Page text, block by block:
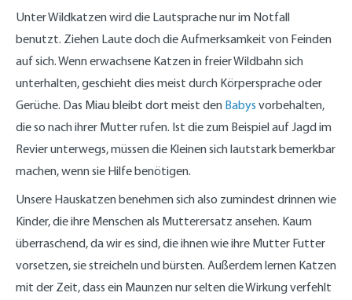
Unter Wildkatzen wird die Lautsprache nur im Notfall
benutzt. Ziehen Laute doch die Aufmerksamkeit von Feinden
auf sich. Wenn erwachsene Katzen in freier Wildbahn sich
unterhalten, geschieht dies meist durch Körpersprache oder
Gerüche. Das Miau bleibt dort meist den Babys vorbehalten,
die so nach ihrer Mutter rufen. Ist die zum Beispiel auf Jagd im
Revier unterwegs, müssen die Kleinen sich lautstark bemerkbar
machen, wenn sie Hilfe benötigen.
Unsere Hauskatzen benehmen sich also zumindest drinnen wie
Kinder, die ihre Menschen als Mutterersatz ansehen. Kaum
überraschend, da wir es sind, die ihnen wie ihre Mutter Futter
vorsetzen, sie streicheln und bürsten. Außerdem lernen Katzen
mit der Zeit, dass ein Maunzen nur selten die Wirkung verfehlt